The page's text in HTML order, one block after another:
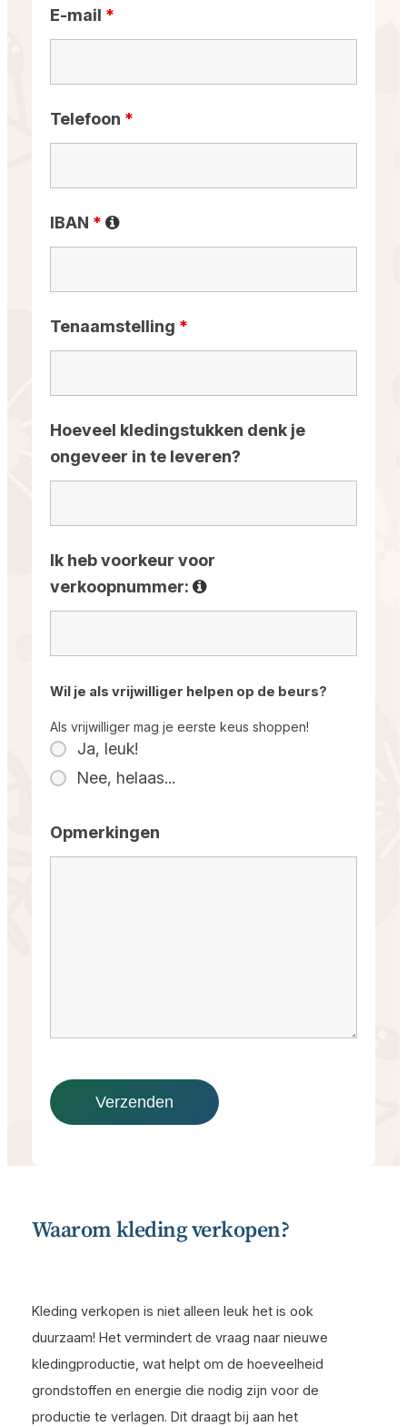
E-mail *
Telefoon *
IBAN *
Tenaamstelling *
Hoeveel kledingstukken denk je
ongeveer in te leveren?
Ik heb voorkeur voor
verkoopnummer:
Wil je als vrijwilliger helpen op de beurs?
Ja, leuk!
Nee, helaas...
Als vrijwilliger mag je eerste keus shoppen!
Opmerkingen
Waarom kleding verkopen?
Kleding verkopen is niet alleen leuk het is ook
duurzaam! Het vermindert de vraag naar nieuwe
kledingproductie, wat helpt om de hoeveelheid
grondstoffen en energie die nodig zijn voor de
productie te verlagen. Dit draagt bij aan het